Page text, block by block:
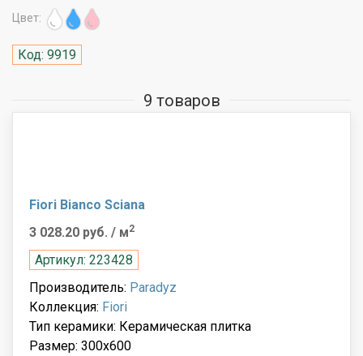
Цвет:
Код: 9919
9 товаров
Fiori Bianco Sciana
3 028.20 руб. / м2
Артикул: 223428
Производитель: Paradyz
Коллекция: Fiori
Тип керамики: Керамическая плитка
Размер: 300x600